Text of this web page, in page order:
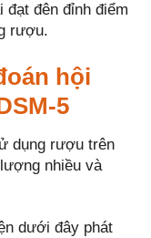
đên đỉnh điểm
rượu.
hội
5
dụng rượu trên
nhiều và
dưới đây phát